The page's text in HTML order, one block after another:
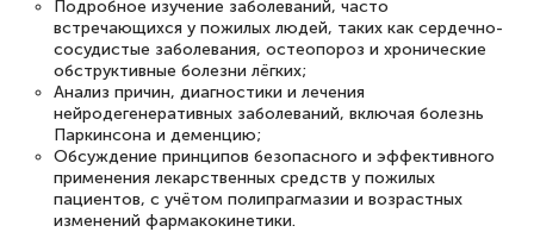
11 марта 2026
Всем добрый день! Я прошла курс
повышени каалификации по
специальности «Тренер-преподаватель
по тяжелой атлетике»! Хочется
подчеркуть, что при обращении
Подробное изучение заболеваний, часто
встречающихся у пожилых людей, таких как сердечно-
сосудистые заболевания, остеопороз и хронические
обструктивные болезни лёгких;
Анализ причин, диагностики и лечения
нейродегенеративных заболеваний, включая болезнь
Паркинсона и деменцию;
Обсуждение принципов безопасного и эффективного
применения лекарственных средств у пожилых
пациентов, с учётом полипрагмазии и возрастных
изменений фармакокинетики.